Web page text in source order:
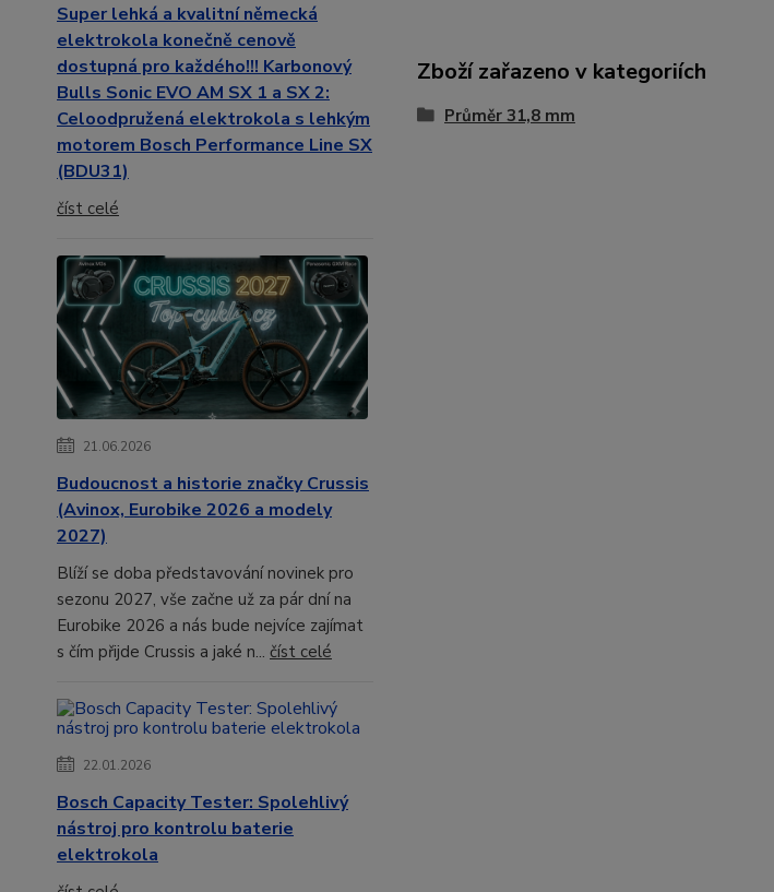
Super lehká a kvalitní německá
elektrokola konečně cenově
dostupná pro každého!!! Karbonový
Bulls Sonic EVO AM SX 1 a SX 2:
Celoodpružená elektrokola s lehkým
motorem Bosch Performance Line SX
(BDU31)
číst celé
21.06.2026
Budoucnost a historie značky Crussis
(Avinox, Eurobike 2026 a modely
2027)
Blíží se doba představování novinek pro
sezonu 2027, vše začne už za pár dní na
Eurobike 2026 a nás bude nejvíce zajímat
s čím přijde Crussis a jaké n... číst celé
22.01.2026
Bosch Capacity Tester: Spolehlivý
nástroj pro kontrolu baterie
elektrokola
Zboží zařazeno v kategoriích
Průměr 31,8 mm